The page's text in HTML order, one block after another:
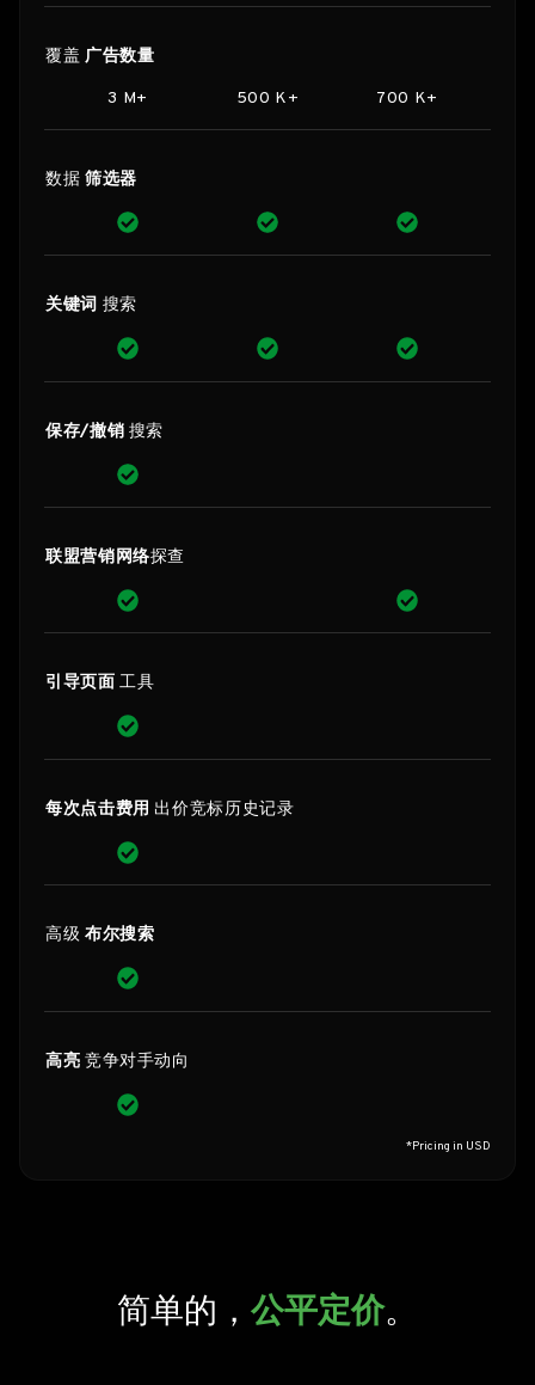
覆盖 广告数量
3 M+ 500 K+ 700 K+
数据 筛选器
关键词 搜索
保存/撤销 搜索
联盟营销网络探查
引导页面工具
每次点击费用 出价竞标历史记录
高级 布尔搜索
高亮 竞争对手动向
*Pricing in USD
简单的， 公平定价。